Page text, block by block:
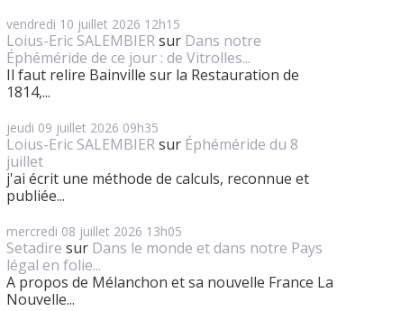
vendredi 10 juillet 2026 12h15
Loius-Eric SALEMBIERsur Dans notre
Éphéméride de ce jour : de Vitrolles...
Il faut relire Bainville sur la Restauration de
1814,...
jeudi 09 juillet 2026 09h35
Loius-Eric SALEMBIERsur Éphéméride du 8
juillet
j'ai écrit une méthode de calculs, reconnue et
publiée...
mercredi 08 juillet 2026 13h05
Setadire sur Dans le monde et dans notre Pays
légal en folie...
A propos de Mélanchon et sa nouvelle France La
Nouvelle...